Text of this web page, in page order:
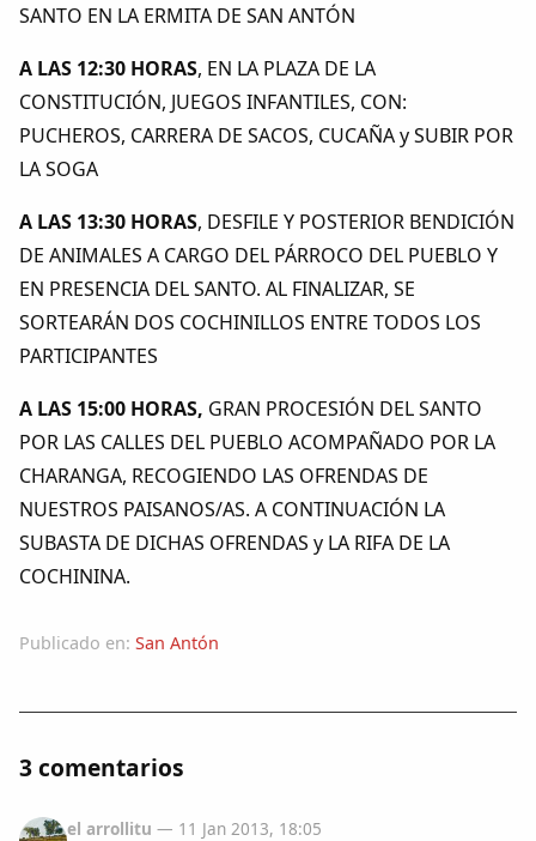
SANTO EN LA ERMITA DE SAN ANTÓN
A LAS 12:30 HORAS, EN LA PLAZA DE LA
CONSTITUCIÓN, JUEGOS INFANTILES, CON:
PUCHEROS, CARRERA DE SACOS, CUCAÑA y SUBIR POR
LA SOGA
A LAS 13:30 HORAS, DESFILE Y POSTERIOR BENDICIÓN
DE ANIMALES A CARGO DEL PÁRROCO DEL PUEBLO Y
EN PRESENCIA DEL SANTO. AL FINALIZAR, SE
SORTEARÁN DOS COCHINILLOS ENTRE TODOS LOS
PARTICIPANTES
A LAS 15:00 HORAS, GRAN PROCESIÓN DEL SANTO
POR LAS CALLES DEL PUEBLO ACOMPAÑADO POR LA
CHARANGA, RECOGIENDO LAS OFRENDAS DE
NUESTROS PAISANOS/AS. A CONTINUACIÓN LA
SUBASTA DE DICHAS OFRENDAS y LA RIFA DE LA
COCHININA.
Publicado en: San Antón
3 comentarios
el arrollitu — 11 Jan 2013, 18:05